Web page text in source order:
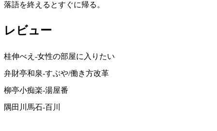
落語を終えるとすぐに帰る。
レビュー
桂伸べえ-女性の部屋に入りたい
弁財亭和泉-すぶや/働き方改革
柳亭小痴楽-湯屋番
隅田川馬石-百川